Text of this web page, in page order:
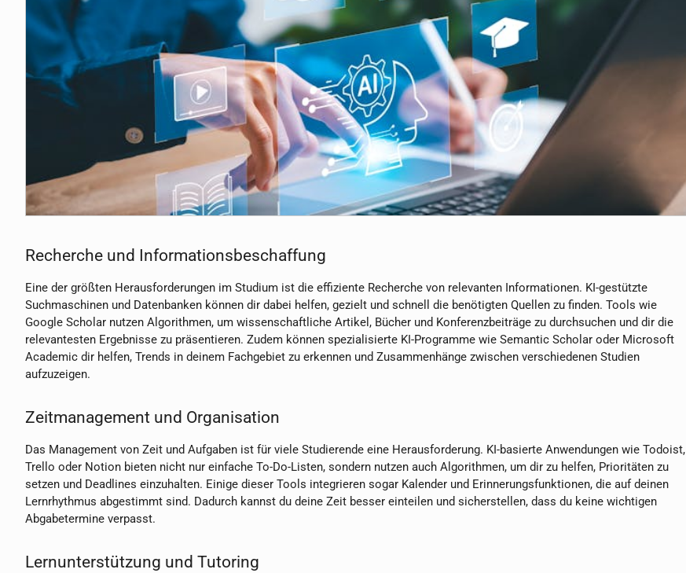
Recherche und Informationsbeschaffung
Eine der größten Herausforderungen im Studium ist die effiziente Recherche von relevanten Informationen. KI-gestützte
Suchmaschinen und Datenbanken können dir dabei helfen, gezielt und schnell die benötigten Quellen zu finden. Tools wie
Google Scholar nutzen Algorithmen, um wissenschaftliche Artikel, Bücher und Konferenzbeiträge zu durchsuchen und dir die
relevantesten Ergebnisse zu präsentieren. Zudem können spezialisierte KI-Programme wie Semantic Scholar oder Microsoft
Academic dir helfen, Trends in deinem Fachgebiet zu erkennen und Zusammenhänge zwischen verschiedenen Studien
aufzuzeigen.
Zeitmanagement und Organisation
Das Management von Zeit und Aufgaben ist für viele Studierende eine Herausforderung. KI-basierte Anwendungen wie Todoist,
Trello oder Notion bieten nicht nur einfache To-Do-Listen, sondern nutzen auch Algorithmen, um dir zu helfen, Prioritäten zu
setzen und Deadlines einzuhalten. Einige dieser Tools integrieren sogar Kalender und Erinnerungsfunktionen, die auf deinen
Lernrhythmus abgestimmt sind. Dadurch kannst du deine Zeit besser einteilen und sicherstellen, dass du keine wichtigen
Abgabetermine verpasst.
Lernunterstützung und Tutoring